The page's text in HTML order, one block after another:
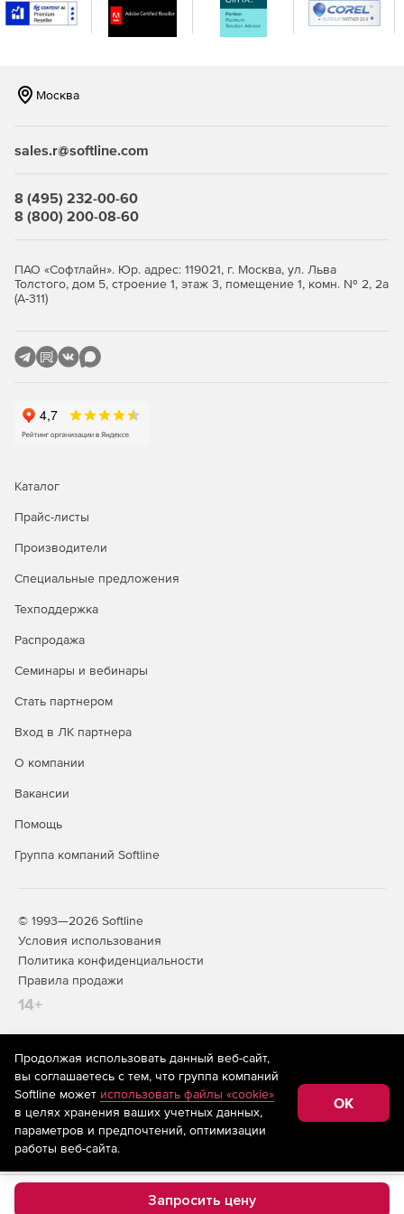
Расширенный режим обслуживания предоставляет
возможность ввести причину перевода устройства в
Функции Premium Edition:
Обнаружение.
Мониторинг производительности.
Отчеты.
Расширенный мониторинг (WMI, SSH, HTTPS).
Мониторинг облака.
Запросить цену
Москва
sales.r@softline.com
8 (495) 232-00-60
8 (800) 200-08-60
ПАО «Софтлайн». Юр. адрес: 119021, г. Москва, ул. Льва
Толстого, дом 5, строение 1, этаж 3, помещение 1, комн. № 2, 2а
(А-311)
Каталог
Прайс-листы
Производители
Специальные предложения
Техподдержка
Распродажа
Семинары и вебинары
Стать партнером
Вход в ЛК партнера
О компании
Вакансии
Помощь
Группа компаний Softline
© 1993—2026 Softline
Условия использования
Политика конфиденциальности
Правила продажи
14+
На информационном ресурсе store.softline.ru применяются
рекомендательные технологии(информационные технологии
предоставления информации на основе сбора,
систематизации и анализа сведений, относящихся к
предпочтениям пользователей сети «Интернет»,
находящихся на территории Российской Федерации)
Продолжая использовать данный веб-сайт,
вы соглашаетесь с тем, что группа компаний
Softline может использовать файлы «cookie»
в целях хранения ваших учетных данных,
параметров и предпочтений, оптимизации
работы веб-сайта.
OK